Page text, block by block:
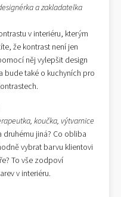
a zakladatelka
v interiéru, kterým
že kontrast není jen
něj vylepšit design
bude také o kuchyních pro
koučka, výtvarnice
jiná? Co obliba
vybrat barvu klientovi
To vše zodpoví
v interiéru.